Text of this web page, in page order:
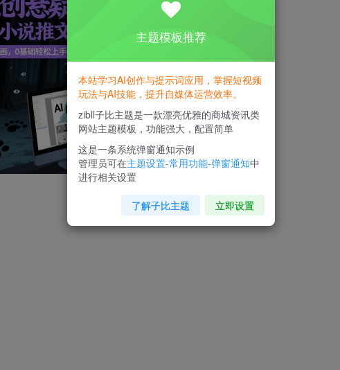
主题模板推荐
本站学习AI创作与提示词应用，掌握短视频
玩法与AI技能，提升自媒体运营效率。
zibll子比主题是一款漂亮优雅的商城资讯类
网站主题模板，功能强大，配置简单
这是一条系统弹窗通知示例
管理员可在主题设置-常用功能-弹窗通知中
进行相关设置
了解子比主题 立即设置